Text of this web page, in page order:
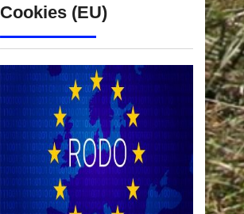
Cookies (EU)